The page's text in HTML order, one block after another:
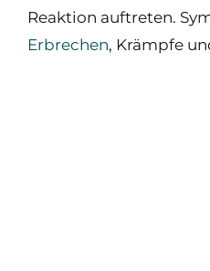
Reaktion auftreten.
Erbrechen, Krämpfe